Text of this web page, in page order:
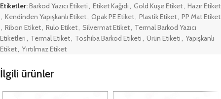
Etiketler:Barkod Yazıcı Etiketi, Etiket Kağıdı, Gold Kuşe Etiket, Hazır Etiket
, Kendinden Yapışkanlı Etiket, Opak PE Etiket, Plastik Etiket, PP Mat Etiket
, Ribon Etiket, Rulo Etiket, Silvermat Etiket, Termal Barkod Yazıcı
Etiketleri, Termal Etiket, Toshiba Barkod Etiketi, Ürün Etiketi, Yapışkanlı
Etiket, Yırtılmaz Etiket
İlgili ürünler